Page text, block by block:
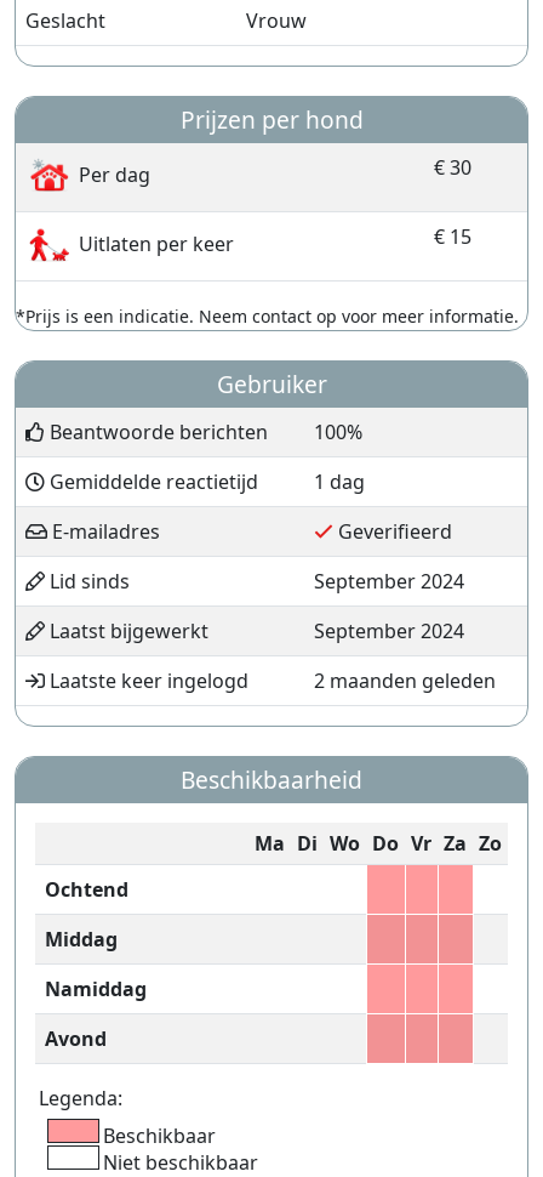
Geslacht Vrouw
Prijzen per hond
Per dag € 30
Uitlaten per keer € 15
*Prijs is een indicatie. Neem contact op voor meer informatie.
Gebruiker
Beantwoorde berichten
100%
Gemiddelde reactietijd
1 dag
E-mailadres
Geverifieerd
Lid sinds
September 2024
Laatst bijgewerkt
September 2024
Laatste keer ingelogd
2 maanden geleden
Beschikbaarheid
Ma Di Wo Do Vr Za Zo
Ochtend
Middag
Namiddag
Avond
Legenda:
Beschikbaar
Niet beschikbaar